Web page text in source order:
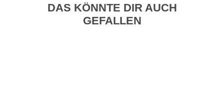
DAS KÖNNTE DIR AUCH
GEFALLEN